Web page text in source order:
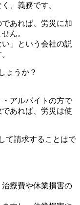
、義務です。
あれば、労災に加
ん。
い」という会社の説
ょうか？
アルバイトの方で
あれば、労災は使
て請求することはで
療費や休業損害の